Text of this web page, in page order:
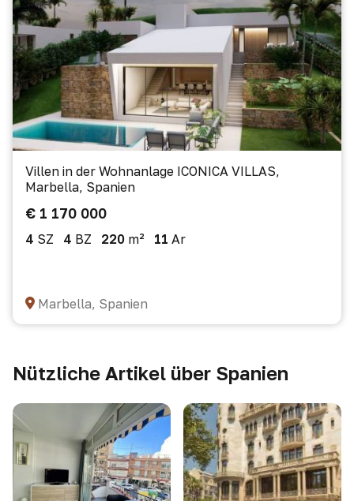
Villen in der Wohnanlage ICONICA VILLAS,
Marbella, Spanien
€ 1 170 000
4 SZ 4 BZ 220 m² 11 Ar
Marbella, Spanien
Nützliche Artikel über Spanien